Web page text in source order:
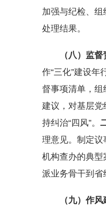
加强与纪检、
处理结果。
（八） 监督
作“三化”建设
督事项清单，
建议，对基层党
持纠治“四风”。
理意见。制定议
机构查办的典
派业务骨干到省
（九） 作风